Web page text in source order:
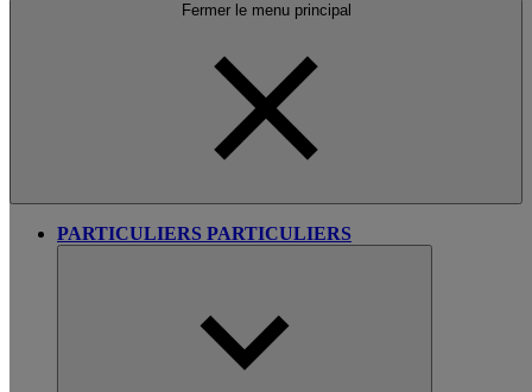
Fermer le menu principal
PARTICULIERS PARTICULIERS